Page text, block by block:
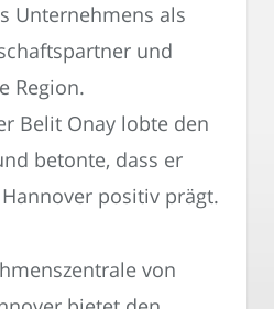
Unternehmens als
und
Region.
Belit Onay lobte den
betonte, dass er
positiv prägt.
von